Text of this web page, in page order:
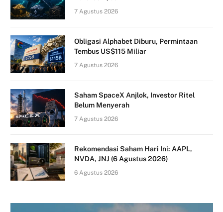
7 Agustus 2026
Obligasi Alphabet Diburu, Permintaan
Tembus US$115 Miliar
7 Agustus 2026
Saham SpaceX Anjlok, Investor Ritel
Belum Menyerah
7 Agustus 2026
Rekomendasi Saham Hari Ini: AAPL,
NVDA, JNJ (6 Agustus 2026)
6 Agustus 2026